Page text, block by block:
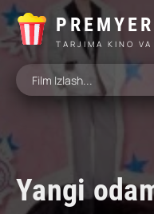
TARJIMA KINO VA
Yangi